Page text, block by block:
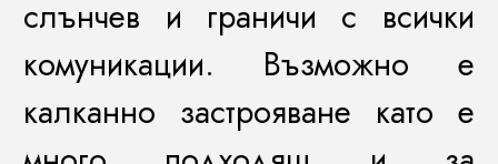
слънчев и граничи с всички
комуникации. Възможно е
калканно застрояване като е